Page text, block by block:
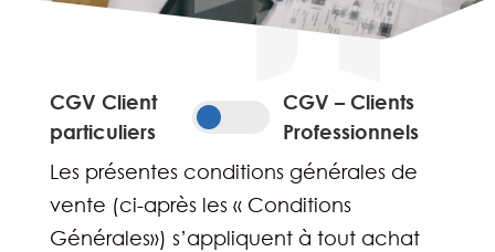
CGV Client
particuliers
CGV – Clients
Professionnels
Les présentes conditions générales de
vente (ci-après les « Conditions
Générales») s’appliquent à tout achat